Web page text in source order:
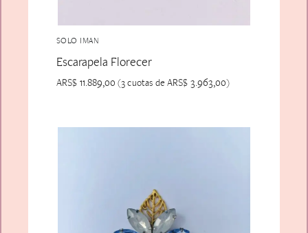
SOLO IMAN
Escarapela Florecer
ARS$11.889,00 (3 cuotas de ARS$3.963,00)